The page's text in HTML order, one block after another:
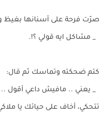
صرّت فرحة على أسنانها بغيظ
_ مشاكل ايه قولي ؟!.
كتم ضحكته وتماسك ثم قال:
_ يعني .. مافيش داعي أقول
تتحكي، أخاف على حيائك يا